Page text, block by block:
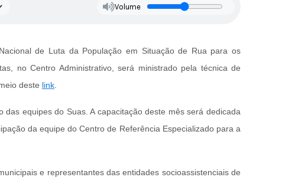
Volume
de Luta da População em Situação de Rua para os
no Centro Administrativo, será ministrado pela técnica de
deste link
equipes do Suas. A capacitação deste mês será dedicada
da equipe do Centro de Referência Especializado para a
e representantes das entidades socioassistenciais de